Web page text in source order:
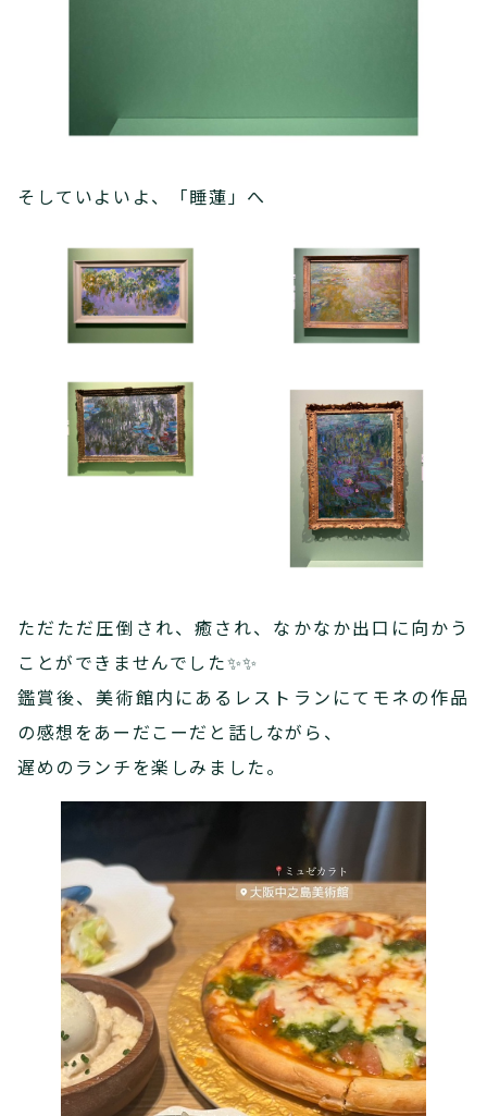
そしていよいよ、「睡蓮」へ
ただただ圧倒され、癒され、なかなか出口に向かう
ことができませんでした✨✨
鑑賞後、美術館内にあるレストランにてモネの作品
の感想をあーだこーだと話しながら、
遅めのランチを楽しみました。